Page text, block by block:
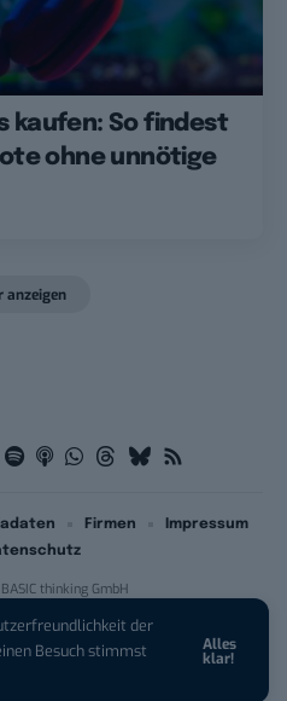
der
Besuch stimmst
Alles
klar!
kaufen: So findest
ohne unnötige
anzeigen
thinking GmbH
Firmen
Impressum
Für 1 € +